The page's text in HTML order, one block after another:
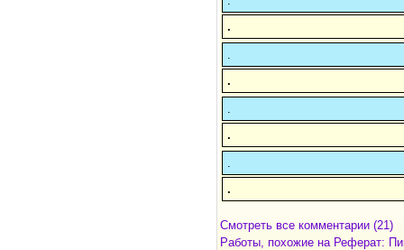
.
.
.
.
Смотреть все комментарии (21)
Работы, похожие на Реферат: